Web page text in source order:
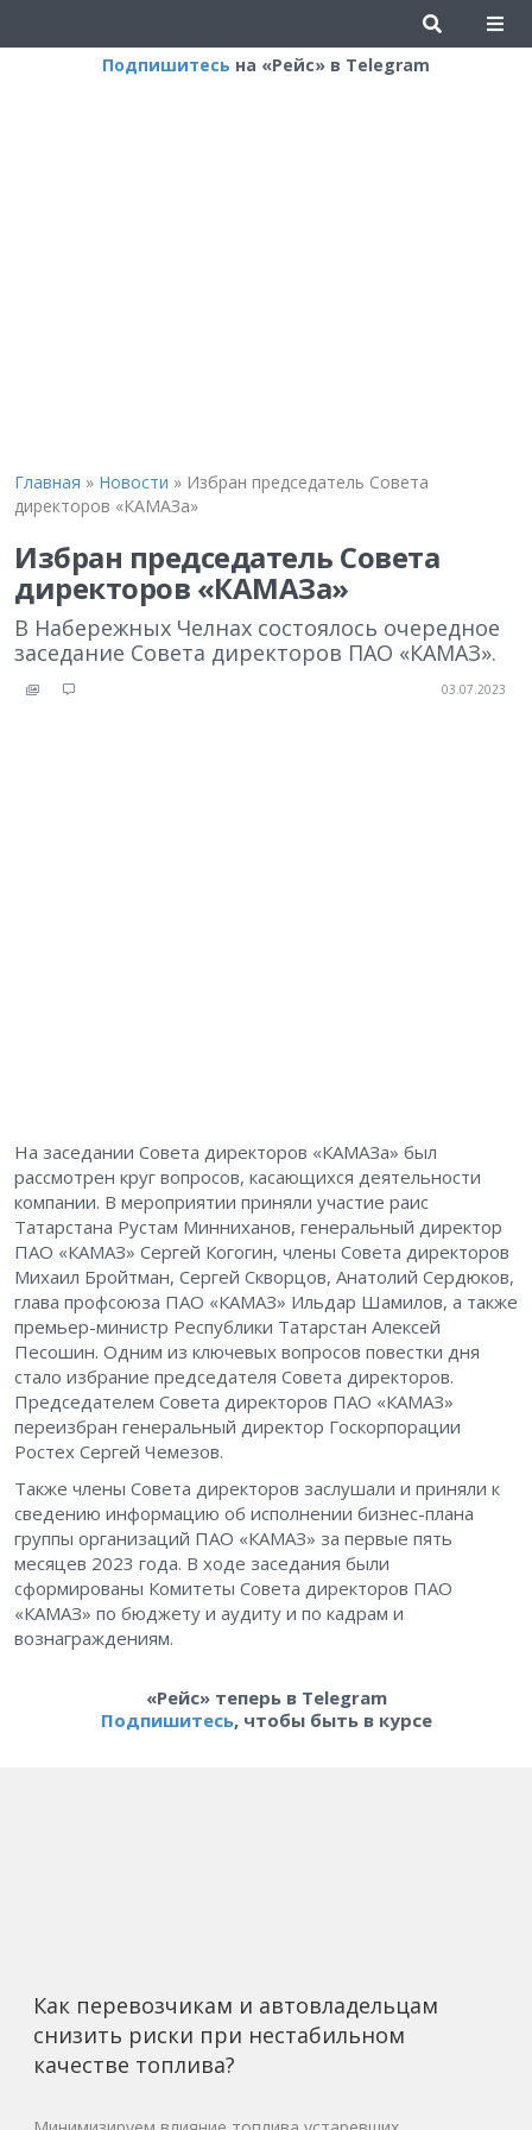
Подпишитесь на «Рейс» в Telegram
Главная » Новости » Избран председатель Совета
директоров «КАМАЗа»
Избран председатель Совета
директоров «КАМАЗа»
В Набережных Челнах состоялось очередное
заседание Совета директоров ПАО «КАМАЗ».
03.07.2023
На заседании Совета директоров «КАМАЗа» был
рассмотрен круг вопросов, касающихся деятельности
компании. В мероприятии приняли участие раис
Татарстана Рустам Минниханов, генеральный директор
ПАО «КАМАЗ» Сергей Когогин, члены Совета директоров
Михаил Бройтман, Сергей Скворцов, Анатолий Сердюков,
глава профсоюза ПАО «КАМАЗ» Ильдар Шамилов, а также
премьер-министр Республики Татарстан Алексей
Песошин. Одним из ключевых вопросов повестки дня
стало избрание председателя Совета директоров.
Председателем Совета директоров ПАО «КАМАЗ»
переизбран генеральный директор Госкорпорации
Ростех Сергей Чемезов.
Также члены Совета директоров заслушали и приняли к
сведению информацию об исполнении бизнес-плана
группы организаций ПАО «КАМАЗ» за первые пять
месяцев 2023 года. В ходе заседания были
сформированы Комитеты Совета директоров ПАО
«КАМАЗ» по бюджету и аудиту и по кадрам и
вознаграждениям.
«Рейс» теперь в Telegram
Подпишитесь, чтобы быть в курсе
Как перевозчикам и автовладельцам
снизить риски при нестабильном
качестве топлива?